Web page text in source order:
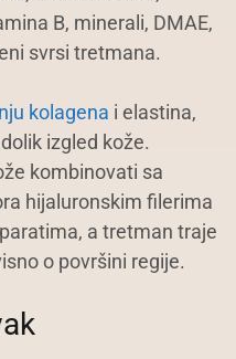
B, minerali, DMAE,
svrsi tretmana.
kolagena i elastina,
izgled kože.
kombinovati sa
hijaluronskim filerima
a tretman traje
o površini regije.